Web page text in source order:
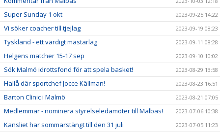
Super Sunday 1 okt 2023-09-25 14:22
Vi söker coacher till tjejlag 2023-09-19 08:23
Tyskland - ett värdigt mästarlag 2023-09-11 08:28
Helgens matcher 15-17 sep 2023-09-10 10:02
Sök Malmö idrottsfond för att spela basket! 2023-08-29 13:58
Hallå där sportchef Jocce Källman! 2023-08-23 16:51
Barton Clinic i Malmö 2023-08-21 07:05
Medlemmar - nominera styrelseledamöter till Malbas! 2023-07-06 10:38
Kansliet har sommarstängt till den 31 juli 2023-07-05 11:23